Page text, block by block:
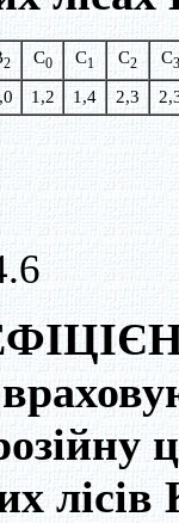
2 C0 C1 C2 C3
1,2 1,4 2,3